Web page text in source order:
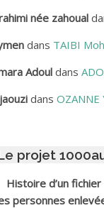
Mohamed *
née zahoual
dans TAIBI
Adouldans
dans OZANNE
projet
Histoire d’un
personnes